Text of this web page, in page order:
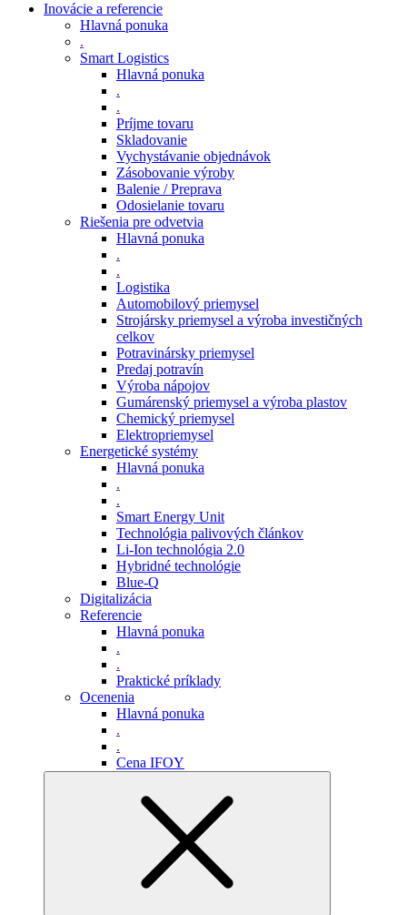
Inovácie a referencie
Hlavná ponuka
.
Smart Logistics
Hlavná ponuka
.
.
Príjme tovaru
Skladovanie
Vychystávanie objednávok
Zásobovanie výroby
Balenie / Preprava
Odosielanie tovaru
Riešenia pre odvetvia
Hlavná ponuka
.
.
Logistika
Automobilový priemysel
Strojársky priemysel a výroba investičných
celkov
Potravinársky priemysel
Predaj potravín
Výroba nápojov
Gumárenský priemysel a výroba plastov
Chemický priemysel
Elektropriemysel
Energetické systémy
Hlavná ponuka
.
.
Smart Energy Unit
Technológia palivových článkov
Li-Ion technológia 2.0
Hybridné technológie
Blue-Q
Digitalizácia
Referencie
Hlavná ponuka
.
.
Praktické príklady
Ocenenia
Hlavná ponuka
.
.
Cena IFOY